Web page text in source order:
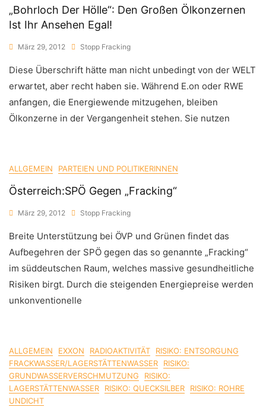
„Bohrloch Der Hölle“: Den Großen Ölkonzernen
Ist Ihr Ansehen Egal!
März 29, 2012 Stopp Fracking
Diese Überschrift hätte man nicht unbedingt von der WELT
erwartet, aber recht haben sie. Während E.on oder RWE
anfangen, die Energiewende mitzugehen, bleiben
Ölkonzerne in der Vergangenheit stehen. Sie nutzen
ALLGEMEIN PARTEIEN UND POLITIKERINNEN
Österreich:SPÖ Gegen „Fracking“
März 29, 2012 Stopp Fracking
Breite Unterstützung bei ÖVP und Grünen findet das
Aufbegehren der SPÖ gegen das so genannte „Fracking“
im süddeutschen Raum, welches massive gesundheitliche
Risiken birgt. Durch die steigenden Energiepreise werden
unkonventionelle
ALLGEMEIN EXXON RADIOAKTIVITÄT
RISIKO: ENTSORGUNG
FRACKWASSER/LAGERSTÄTTENWASSER
RISIKO:
GRUNDWASSERVERSCHMUTZUNG
RISIKO:
LAGERSTÄTTENWASSER
RISIKO: QUECKSILBER
RISIKO: ROHRE
UNDICHT